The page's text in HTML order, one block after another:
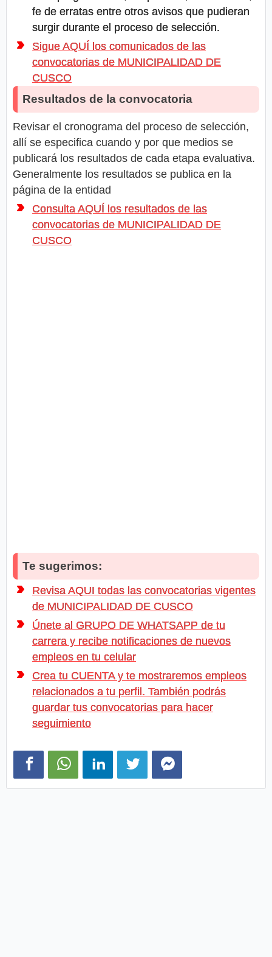
fe de erratas entre otros avisos que pudieran
surgir durante el proceso de selección.
Sigue AQUÍ los comunicados de las
convocatorias de MUNICIPALIDAD DE
CUSCO
Resultados de la convocatoria
Revisar el cronograma del proceso de selección,
allí se especifica cuando y por que medios se
publicará los resultados de cada etapa evaluativa.
Generalmente los resultados se publica en la
página de la entidad
Consulta AQUÍ los resultados de las
convocatorias de MUNICIPALIDAD DE
CUSCO
Te sugerimos:
Revisa AQUI todas las convocatorias vigentes
de MUNICIPALIDAD DE CUSCO
Únete al GRUPO DE WHATSAPP de tu
carrera y recibe notificaciones de nuevos
empleos en tu celular
Crea tu CUENTA y te mostraremos empleos
relacionados a tu perfil. También podrás
guardar tus convocatorias para hacer
seguimiento